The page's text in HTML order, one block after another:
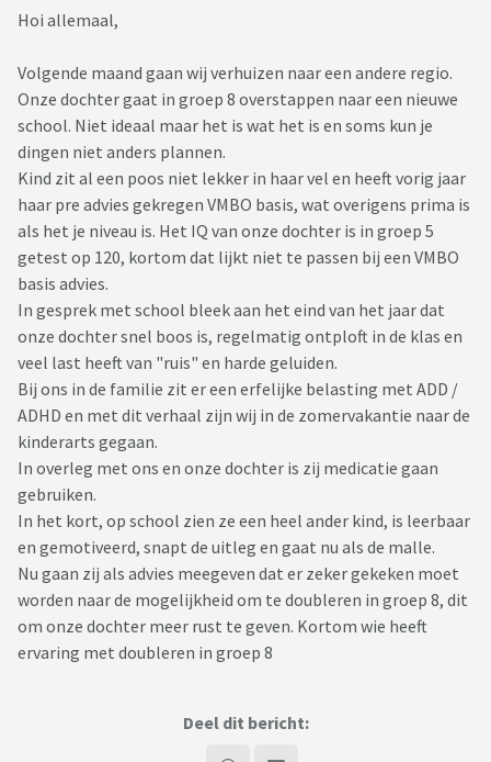
Hoi allemaal,
Volgende maand gaan wij verhuizen naar een andere regio.
Onze dochter gaat in groep 8 overstappen naar een nieuwe
school. Niet ideaal maar het is wat het is en soms kun je
dingen niet anders plannen.
Kind zit al een poos niet lekker in haar vel en heeft vorig jaar
haar pre advies gekregen VMBO basis, wat overigens prima is
als het je niveau is. Het IQ van onze dochter is in groep 5
getest op 120, kortom dat lijkt niet te passen bij een VMBO
basis advies.
In gesprek met school bleek aan het eind van het jaar dat
onze dochter snel boos is, regelmatig ontploft in de klas en
veel last heeft van "ruis" en harde geluiden.
Bij ons in de familie zit er een erfelijke belasting met ADD /
ADHD en met dit verhaal zijn wij in de zomervakantie naar de
kinderarts gegaan.
In overleg met ons en onze dochter is zij medicatie gaan
gebruiken.
In het kort, op school zien ze een heel ander kind, is leerbaar
en gemotiveerd, snapt de uitleg en gaat nu als de malle.
Nu gaan zij als advies meegeven dat er zeker gekeken moet
worden naar de mogelijkheid om te doubleren in groep 8, dit
om onze dochter meer rust te geven. Kortom wie heeft
ervaring met doubleren in groep 8
Deel dit bericht: